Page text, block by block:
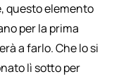
questo elemento
per la prima
a farlo. Che lo si
lì sotto per